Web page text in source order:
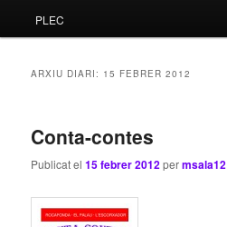
PLEC
ARXIU DIARI: 15 FEBRER 2012
Conta-contes
Publicat el15 febrer 2012permsala12